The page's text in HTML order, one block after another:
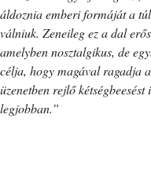
áldoznia emberi formáját a
válniuk. Zeneileg ez a dal
amelyben nosztalgikus, de
célja, hogy magával ragadja
üzenetben rejlő
legjobban.”